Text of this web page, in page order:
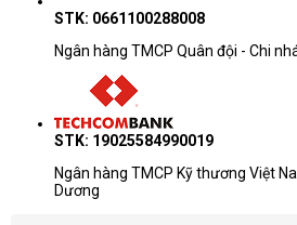
STK: 0661100288008
Ngân hàng TMCP Quân đội - Chi
STK: 19025584990019
Ngân hàng TMCP Kỹ thương Việt
Dương